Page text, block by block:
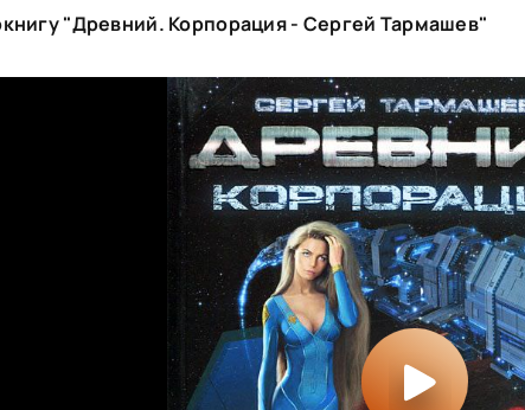
"Древний. Корпорация - Сергей Тармашев"